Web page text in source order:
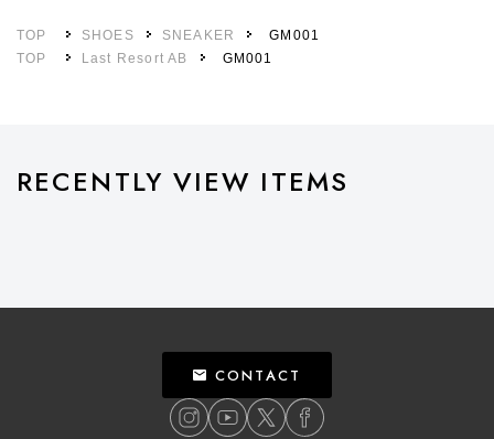
TOP SHOES SNEAKER
GM001
TOP
Last Resort AB GM001
RECENTLY VIEW ITEMS
CONTACT